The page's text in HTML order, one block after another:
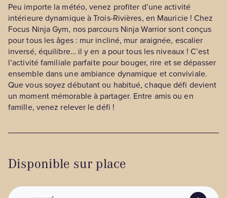
Peu importe la météo, venez profiter d’une activité
intérieure dynamique à Trois-Rivières, en Mauricie ! Chez
Focus Ninja Gym, nos parcours Ninja Warrior sont conçus
pour tous les âges : mur incliné, mur araignée, escalier
inversé, équilibre… il y en a pour tous les niveaux ! C’est
l’activité familiale parfaite pour bouger, rire et se dépasser
ensemble dans une ambiance dynamique et conviviale.
Que vous soyez débutant ou habitué, chaque défi devient
un moment mémorable à partager. Entre amis ou en
famille, venez relever le défi !
Disponible sur place